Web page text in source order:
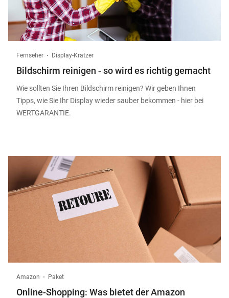
Fernseher Display-Kratzer
Bildschirm reinigen - so wird es richtig gemacht
Wie sollten Sie Ihren Bildschirm reinigen? Wir geben Ihnen
Tipps, wie Sie Ihr Display wieder sauber bekommen - hier bei
WERTGARANTIE.
Amazon Paket
Online-Shopping: Was bietet der Amazon